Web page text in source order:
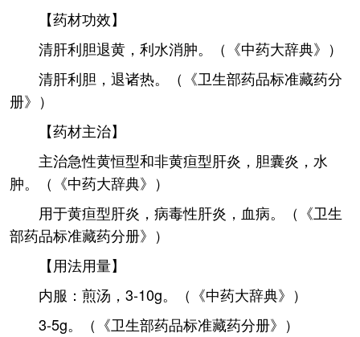
【药材功效】
清肝利胆退黄，利水消肿。（《中药大辞典》）
清肝利胆，退诸热。（《卫生部药品标准藏药分
册》）
【药材主治】
主治急性黄恒型和非黄疸型肝炎，胆囊炎，水
肿。（《中药大辞典》）
用于黄疸型肝炎，病毒性肝炎，血病。（《卫生
部药品标准藏药分册》）
【用法用量】
内服：煎汤，3-10g。（《中药大辞典》）
3-5g。（《卫生部药品标准藏药分册》）